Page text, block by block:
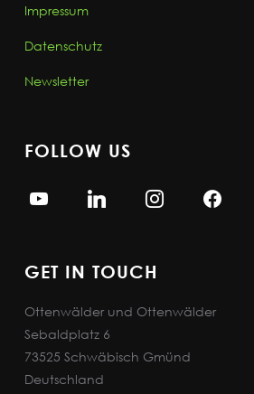
Impressum
Datenschutz
Newsletter
FOLLOW US
GET IN TOUCH
Ottenwälder und Ottenwälder
Sebaldplatz 6
73525 Schwäbisch Gmünd
Deutschland